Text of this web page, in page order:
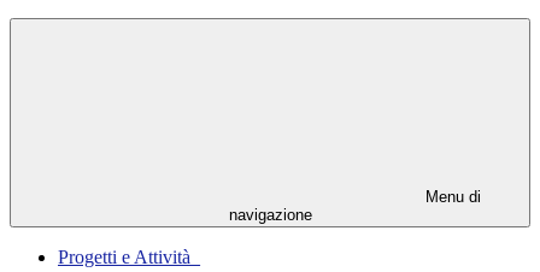
Menu di
navigazione
Progetti e Attività_